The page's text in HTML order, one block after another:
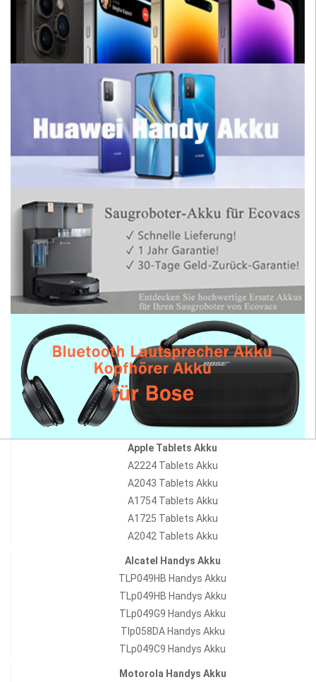
Apple Tablets Akku
A2224 Tablets Akku
A2043 Tablets Akku
A1754 Tablets Akku
A1725 Tablets Akku
A2042 Tablets Akku
Alcatel Handys Akku
TLP049HB Handys Akku
TLp049HB Handys Akku
TLp049G9 Handys Akku
Tlp058DA Handys Akku
TLp049C9 Handys Akku
Motorola Handys Akku